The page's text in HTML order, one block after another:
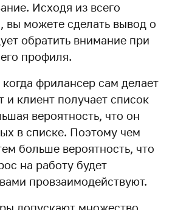
Исходя из всего
вы можете сделать вывод о
обратить внимание при
профиля.
фрилансер сам делает
и клиент получает список
вероятность, что он
в списке. Поэтому чем
больше вероятность, что
на работу будет
провзаимодействуют.